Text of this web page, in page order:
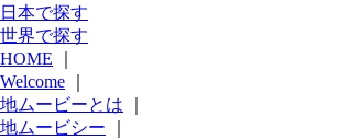
日本で探す
世界で探す
HOME
Welcome
地ムービーとは
地ムービシー